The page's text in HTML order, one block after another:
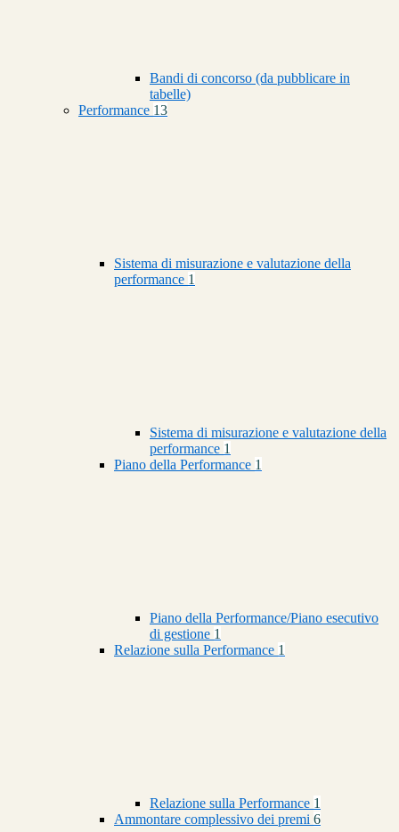
Bandi di concorso (da pubblicare in
tabelle)
Performance 13
Sistema di misurazione e valutazione della
performance 1
Sistema di misurazione e valutazione della
performance 1
Piano della Performance 1
Piano della Performance/Piano esecutivo
di gestione 1
Relazione sulla Performance 1
Relazione sulla Performance 1
Ammontare complessivo dei premi 6